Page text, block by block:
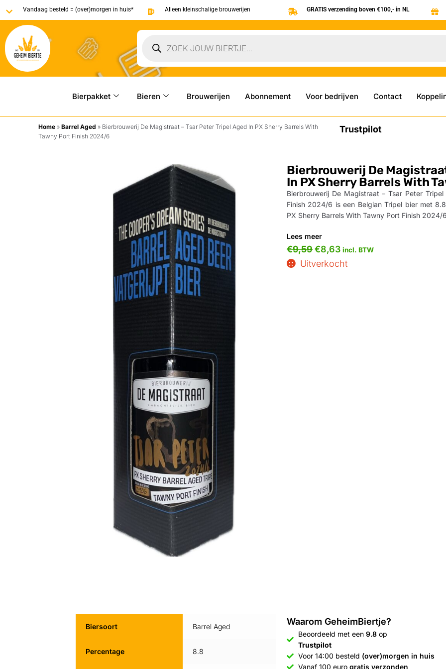
Vandaag besteld = (over)morgen in huis* Alleen kleinschalige brouwerijen GRATIS verzending boven €100,- in NL
Bierpakket Bieren Brouwerijen Abonnement Voor bedrijven Contact
Home »Barrel Aged » Bierbrouwerij De Magistraat – Tsar Peter Tripel Aged In PX Sherry Barrels With
Tawny Port Finish 2024/6
Trustpilot
Bierbrouwerij De
In PX Sherry Barrels With
Bierbrouwerij De Magistraat – Tsar Peter
Finish 2024/6 is een Belgian Tripel bier met
PX Sherry Barrels With Tawny Port Finish 2024/
Lees meer
€9,59€8,63 incl. BTW
Uitverkocht
Biersoort Barrel Aged
Percentage 8.8
Waarom GeheimBiertje?
Beoordeeld met een 9.8op
Trustpilot
Voor 14:00 besteld (over)morgen in huis
Vanaf 100 euro gratis verzonden